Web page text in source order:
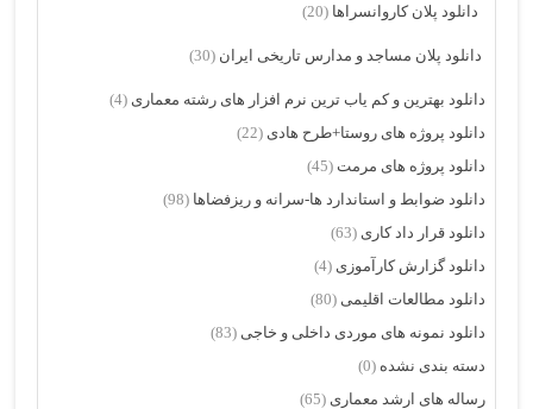
دانلود پلان کاروانسراها (20)
دانلود پلان مساجد و مدارس تاریخی ایران (30)
دانلود بهترین و کم یاب ترین نرم افزار های رشته معماری (4)
دانلود پروژه های روستا+طرح هادی (22)
دانلود پروژه های مرمت (45)
دانلود ضوابط و استاندارد ها-سرانه و ریزفضاها (98)
دانلود قرار داد کاری (63)
دانلود گزارش کارآموزی (4)
دانلود مطالعات اقلیمی (80)
دانلود نمونه های موردی داخلی و خاجی (83)
دسته بندی نشده (0)
رساله های ارشد معماری (65)